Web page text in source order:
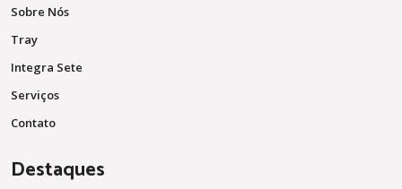
Sobre Nós
Tray
Integra Sete
Serviços
Contato
Destaques